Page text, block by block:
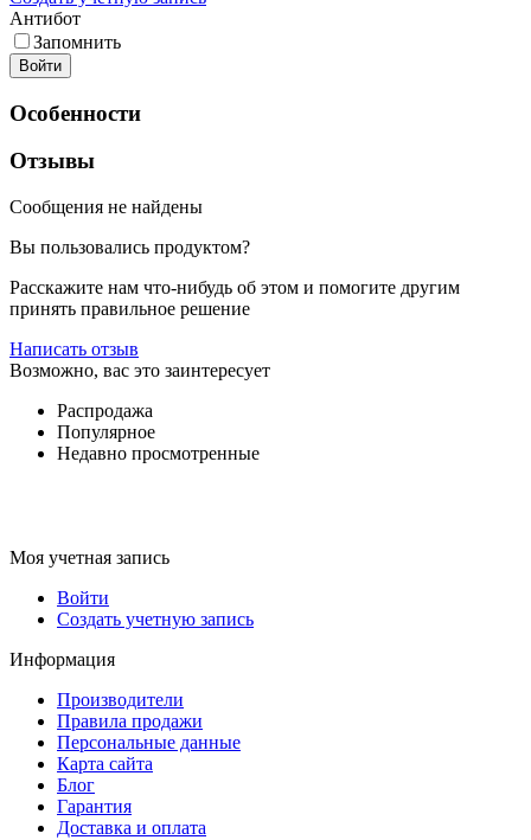
Антибот
Запомнить
Войти
Особенности
Отзывы
Сообщения не найдены
Вы пользовались продуктом?
Расскажите нам что-нибудь об этом и помогите другим
принять правильное решение
Написать отзыв
Возможно, вас это заинтересует
Распродажа
Популярное
Недавно просмотренные
Моя учетная запись
Войти
Создать учетную запись
Информация
Производители
Правила продажи
Персональные данные
Карта сайта
Блог
Гарантия
Доставка и оплата